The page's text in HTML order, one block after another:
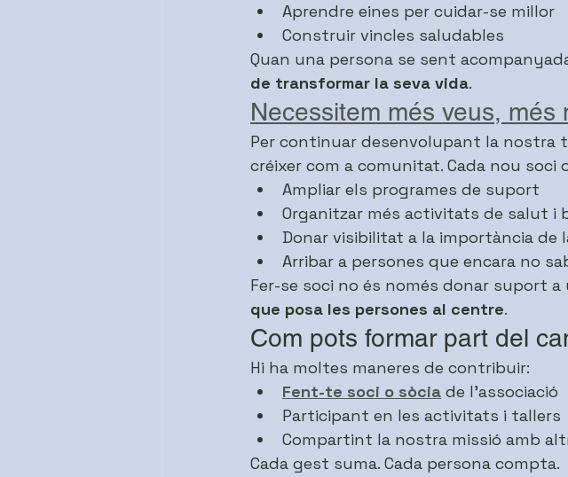
Aprendre eines per cuidar-se millor
Construir vincles saludables
Quan una persona se sent
de transformar la seva vida.
Necessitem més veus, més
Per continuar desenvolupant la nostra
créixer com a comunitat. Cada nou soci
Ampliar els programes de suport
Organitzar més activitats de salut i
Donar visibilitat a la importància de
Arribar a persones que encara no
Fer-se soci no és només donar suport a
que posa les persones al centre.
Com pots formar part del
Hi ha moltes maneres de contribuir:
Fent-te soci o sòcia de l’associació
Participant en les activitats i tallers
Compartint la nostra missió amb
Cada gest suma. Cada persona compta.